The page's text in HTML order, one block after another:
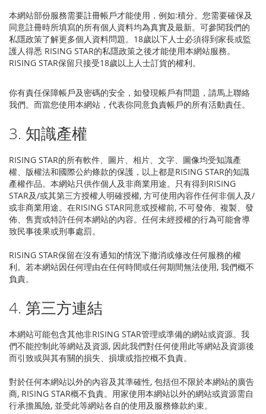
本網站部份服務需要註冊帳戶才能使用，例如:積分。您需要確保及
同意註冊時所填寫的所有個人資料均為真實及最新。可參閱我們的
私隱政策了解更多個人資料問題。18歲以下人士必須得到家長或監
護人得悉 RISING STAR的私隱政策之後才能使用本網站服務。
RISING STAR保留只接受18歲以上人士訂貨的權利。
你有責任保障帳戶及密碼的安全，如發現帳戶有問題，請馬上聯絡
我們。而當您使用本網站，代表你同意負責帳戶的所有活動責任。
3. 知識產權
RISING STAR的所有軟件、圖片、相片、文字、圖像均受知識產
權、版權法和國際公約條款的保護，以上都是RISING STAR的知識
產權作品。本網站只供作個人及非商業用途。只有得到RISING
STAR及/或其第三方授權人明確授權, 方可使用內容作任何非個人及/
或非商業用途。在RISING STAR同意或授權前, 不可發佈、複製、發
佈、售賣或特許任何本網站的內容。任何未經授權的行為可能會導
致民事後果或刑事處罰。
RISING STAR保留在沒有通知的情況下撤消或修改任何服務的權
利。若本網站因任何理由在任何時間或任何期間無法使用, 我們概不
負責。
4. 第三方連結
本網站可能包含其他非RISING STAR管理或準備的網站或資源。我
們不能控制此等網站及資源, 因此我們對任何使用此等網站及資源後
而引致或與其有關的損失、損壞或指控概不負責。
對於任何本網站以外的內容及其準確性, 包括但不限於本網站的廣告
商, RISING STAR概不負責。用家使用本網站以外的網站或資源需自
行承擔風險, 並受此等網站各自的使用及服務條款約束。